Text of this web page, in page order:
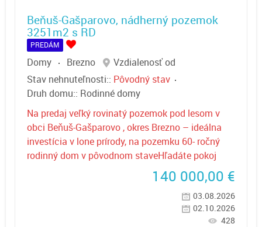
Beňuš-Gašparovo, nádherný pozemok
3251m2 s RD
PREDÁM
Domy Brezno
Vzdialenosť od
Stav nehnuteľnosti:: Pôvodný stav
Druh domu:: Rodinné domy
Na predaj veľký rovinatý pozemok pod lesom v
obci Beňuš-Gašparovo , okres Brezno – ideálna
investícia v lone prírody, na pozemku 60- ročný
rodinný dom v pôvodnom staveHľadáte pokoj
140 000,00 €
03.08.2026
02.10.2026
428